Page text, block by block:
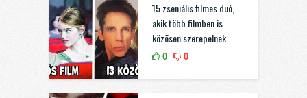
15 zseniális filmes duó,
akik több filmben is
közösen szerepelnek
0 0